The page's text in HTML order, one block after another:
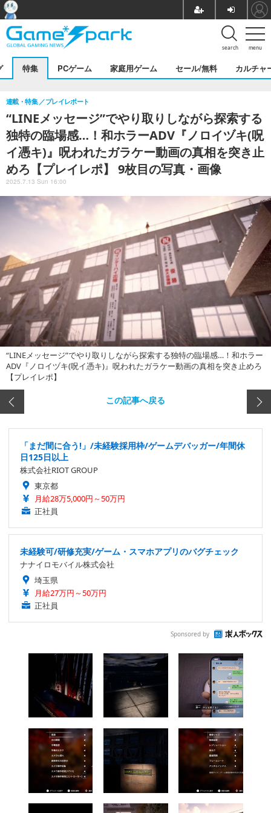
menu
search
特集 PCゲーム 家庭用ゲーム セール/無料 カルチャ
“LINEメッセージ”でやり取りしながら探索する
独特の臨場感…！和ホラーADV『ノロイヅキ(呪
イ憑キ)』呪われたガラケー動画の真相を突き止
めろ【プレイレポ】 9枚目の写真・画像
連載・特集 プレイレポート
2025.7.13 Sun 16:00
“LINEメッセージ”でやり取りしながら探索する独特の臨場感…！和ホラー
ADV『ノロイヅキ(呪イ憑キ)』呪われたガラケー動画の真相を突き止めろ
【プレイレポ】
この記事へ戻る
「まだ間に合う!」/未経験採用枠/ゲームデバッガー/年間休
日125日以上
株式会社RIOT GROUP
東京都
月給28万5,000円～50万円
正社員
未経験可/研修充実/ゲーム・スマホアプリのバグチェック
ナナイロモバイル株式会社
埼玉県
月給27万円～50万円
正社員
Sponsored by